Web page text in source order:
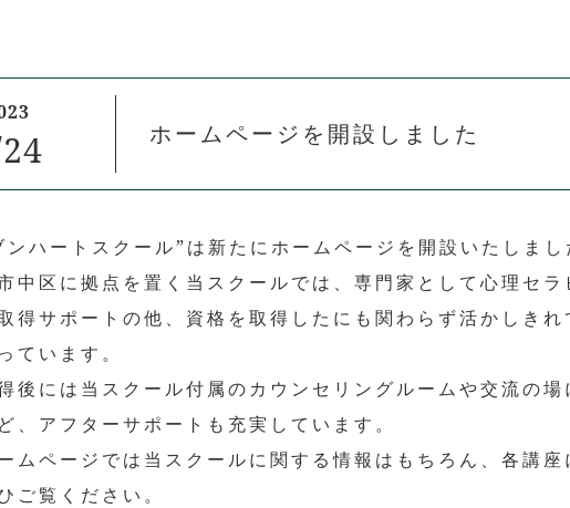
24 ホームページを開設しました
ンハートスクール”は新たにホームページを開設いたしまし
中区に拠点を置く当スクールでは、専門家として心理セ
得サポートの他、資格を取得したにも関わらず活かしき
ています。
後には当スクール付属のカウンセリングルームや交流の
、アフターサポートも充実しています。
ムページでは当スクールに関する情報はもちろん、各講
ご覧ください。